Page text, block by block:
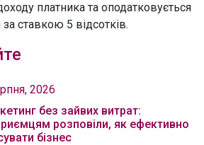
платника та оподатковується
ставкою 5 відсотків.
2026
без зайвих витрат:
розповіли, як ефективно
бізнес